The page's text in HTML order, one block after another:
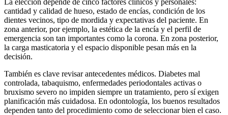
cantidad y calidad de hueso, estado de encías, condición de los
dientes vecinos, tipo de mordida y expectativas del paciente. En
zona anterior, por ejemplo, la estética de la encía y el perfil de
emergencia son tan importantes como la corona. En zona posterior,
la carga masticatoria y el espacio disponible pesan más en la
decisión.
También es clave revisar antecedentes médicos. Diabetes mal
controlada, tabaquismo, enfermedades periodontales activas o
bruxismo severo no impiden siempre un tratamiento, pero sí exigen
planificación más cuidadosa. En odontología, los buenos resultados
dependen tanto del procedimiento como de seleccionar bien el caso.